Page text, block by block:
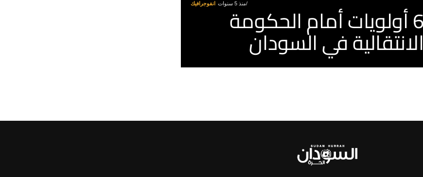
انفوجرافيك منذ 5 سنوات
6 أولويات أمام الحكومة
الانتقالية في السودان